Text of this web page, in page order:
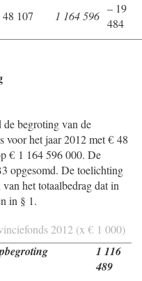
48 107 1 164 596
– 19
484
begroting van de
voor het jaar 2012 met € 48
€ 1 164 596 000. De
opgesomd. De toelichting
het totaalbedrag dat in
in § 1.
2012 (x € 1 000)
1 116
489